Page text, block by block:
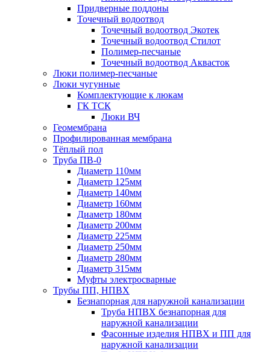
Придверные поддоны
Точечный водоотвод
Точечный водоотвод Экотек
Точечный водоотвод Стилот
Полимер-песчаные
Точечный водоотвод Аквасток
Люки полимер-песчаные
Люки чугунные
Комплектующие к люкам
ГК ТСК
Люки ВЧ
Геомембрана
Профилированная мембрана
Тёплый пол
Труба ПВ-0
Диаметр 110мм
Диаметр 125мм
Диаметр 140мм
Диаметр 160мм
Диаметр 180мм
Диаметр 200мм
Диаметр 225мм
Диаметр 250мм
Диаметр 280мм
Диаметр 315мм
Муфты электросварные
Трубы ПП, НПВХ
Безнапорная для наружной канализации
Труба НПВХ безнапорная для
наружной канализации
Фасонные изделия НПВХ и ПП для
наружной канализации